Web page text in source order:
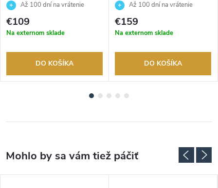
Až 100 dní na vrátenie
tovaru. Autorizovaný predajca.
€109
Na externom sklade
DO KOŠÍKA
Až 100 dní na vrátenie
tovaru. Autorizovaný predajca.
€159
Na externom sklade
DO KOŠÍKA